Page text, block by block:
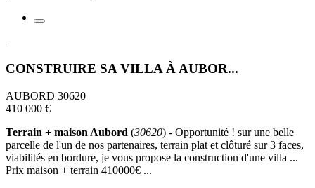
CONSTRUIRE SA VILLA À AUBOR...
AUBORD 30620
410 000 €
Terrain + maison Aubord (30620) - Opportunité ! sur une belle
parcelle de l'un de nos partenaires, terrain plat et clôturé sur 3 faces,
viabilités en bordure, je vous propose la construction d'une villa ...
Prix maison + terrain 410000€ ...